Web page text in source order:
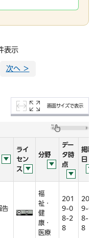
表示
次へ ＞
画面サイズで表示
ライ
セン
ス
分野
デー
タ時
点
掲載
日
告
福
祉・
健
康・
医療
201
9-0
8-2
8
201
9-0
8-2
8